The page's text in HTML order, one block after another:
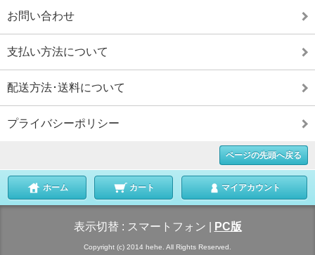
お問い合わせ
支払い方法について
配送方法･送料について
プライバシーポリシー
ページの先頭へ戻る
ホーム カート マイアカウント
表示切替 : スマートフォン PC版
Copyright (c) 2014 hehe. All Rights Reserved.